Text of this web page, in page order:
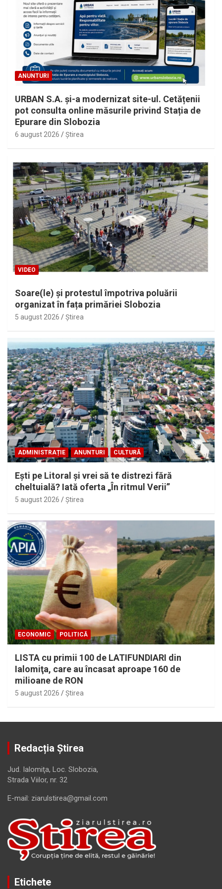
ANUNTURI
URBAN S.A. și-a modernizat site-ul. Cetățenii
pot consulta online măsurile privind Stația de
Epurare din Slobozia
6 august 2026 Ştirea
VIDEO
Soare(le) și protestul împotriva poluării
organizat în fața primăriei Slobozia
5 august 2026 Ştirea
ADMINISTRAȚIE ANUNTURI CULTURĂ
Eşti pe Litoral şi vrei să te distrezi fără
cheltuială? Iată oferta „În ritmul Verii”
5 august 2026 Ştirea
ECONOMIC POLITICĂ
LISTA cu primii 100 de LATIFUNDIARI din
Ialomiţa, care au încasat aproape 160 de
milioane de RON
5 august 2026 Ştirea
Redacția Știrea
Jud. Ialomiţa, Loc. Slobozia,
Strada Viilor, nr. 32
E-mail: ziarulstirea@gmail.com
Etichete